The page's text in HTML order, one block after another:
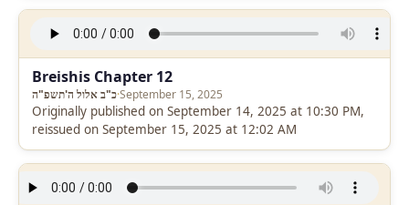
Breishis Chapter 12
כ"ב אלול ה'תשפ"ה·September 15, 2025
Originally published on September 14, 2025 at 10:30 PM,
reissued on September 15, 2025 at 12:02 AM